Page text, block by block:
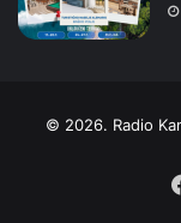
© 2026. Radio